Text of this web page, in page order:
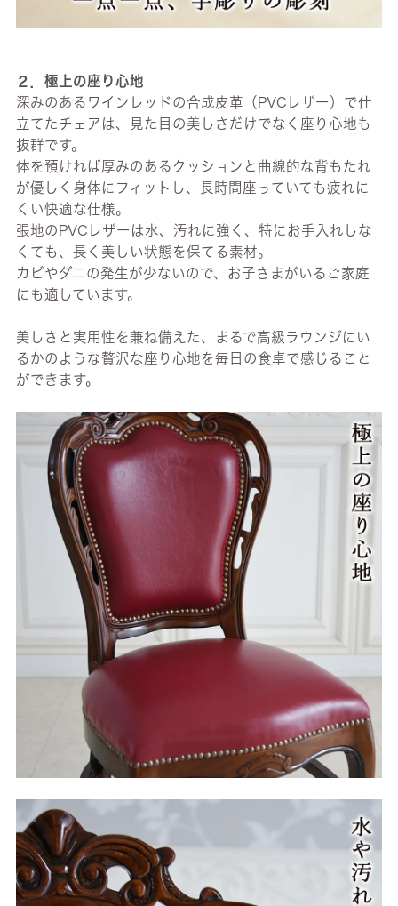
２．極上の座り心地
深みのあるワインレッドの合成皮革（PVCレザー）で仕
立てたチェアは、見た目の美しさだけでなく座り心地も
抜群です。
体を預ければ厚みのあるクッションと曲線的な背もたれ
が優しく身体にフィットし、長時間座っていても疲れに
くい快適な仕様。
張地のPVCレザーは水、汚れに強く、特にお手入れしな
くても、長く美しい状態を保てる素材。
カビやダニの発生が少ないので、お子さまがいるご家庭
にも適しています。
美しさと実用性を兼ね備えた、まるで高級ラウンジにい
るかのような贅沢な座り心地を毎日の食卓で感じること
ができます。